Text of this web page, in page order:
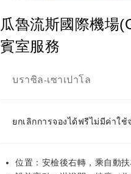
瓜魯流斯國際機場
賓室服務
บราซิล-เซาเปาโล
ยกเลิกการจองได้ฟรีไม่มีค่าใช้
位置：安檢後右轉，乘自動